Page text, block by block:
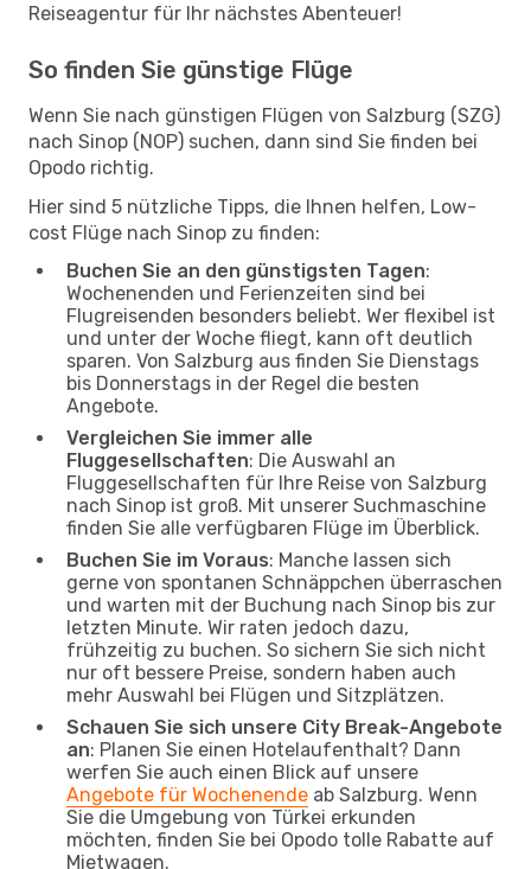
Reiseagentur für Ihr nächstes Abenteuer!
So finden Sie günstige Flüge
Wenn Sie nach günstigen Flügen von Salzburg (SZG)
nach Sinop (NOP) suchen, dann sind Sie finden bei
Opodo richtig.
Hier sind 5 nützliche Tipps, die Ihnen helfen, Low-
cost Flüge nach Sinop zu finden:
Buchen Sie an den günstigsten Tagen:
Wochenenden und Ferienzeiten sind bei
Flugreisenden besonders beliebt. Wer flexibel ist
und unter der Woche fliegt, kann oft deutlich
sparen. Von Salzburg aus finden Sie Dienstags
bis Donnerstags in der Regel die besten
Angebote.
Vergleichen Sie immer alle
Fluggesellschaften: Die Auswahl an
Fluggesellschaften für Ihre Reise von Salzburg
nach Sinop ist groß. Mit unserer Suchmaschine
finden Sie alle verfügbaren Flüge im Überblick.
Buchen Sie im Voraus: Manche lassen sich
gerne von spontanen Schnäppchen überraschen
und warten mit der Buchung nach Sinop bis zur
letzten Minute. Wir raten jedoch dazu,
frühzeitig zu buchen. So sichern Sie sich nicht
nur oft bessere Preise, sondern haben auch
mehr Auswahl bei Flügen und Sitzplätzen.
Schauen Sie sich unsere City Break-Angebote
an: Planen Sie einen Hotelaufenthalt? Dann
werfen Sie auch einen Blick auf unsere
Angebote für Wochenende ab Salzburg. Wenn
Sie die Umgebung von Türkei erkunden
möchten, finden Sie bei Opodo tolle Rabatte auf
Mietwagen.